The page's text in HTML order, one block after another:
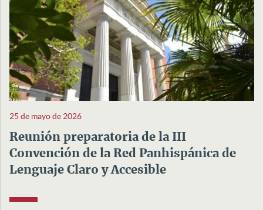
25 de mayo de 2026
Reunión preparatoria de la III
Convención de la Red Panhispánica de
Lenguaje Claro y Accesible